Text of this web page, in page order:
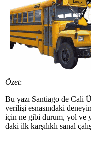
Özet:
Bu yazı Santiago de Cali
verilişi esnasındaki
için ne gibi durum, yol ve
daki ilk karşılıklı sanal